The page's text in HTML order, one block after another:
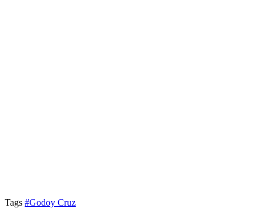
Tags #Godoy Cruz